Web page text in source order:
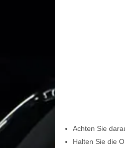
Achten Sie
Halten Sie die